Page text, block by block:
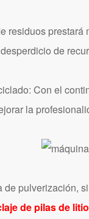
prestará
de
Con el
la
pulverización,
de pilas de